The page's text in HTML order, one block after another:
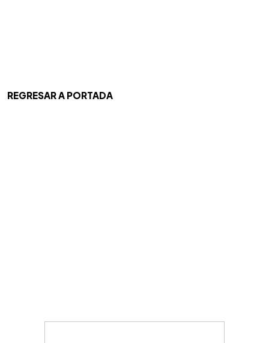
REGRESAR A PORTADA